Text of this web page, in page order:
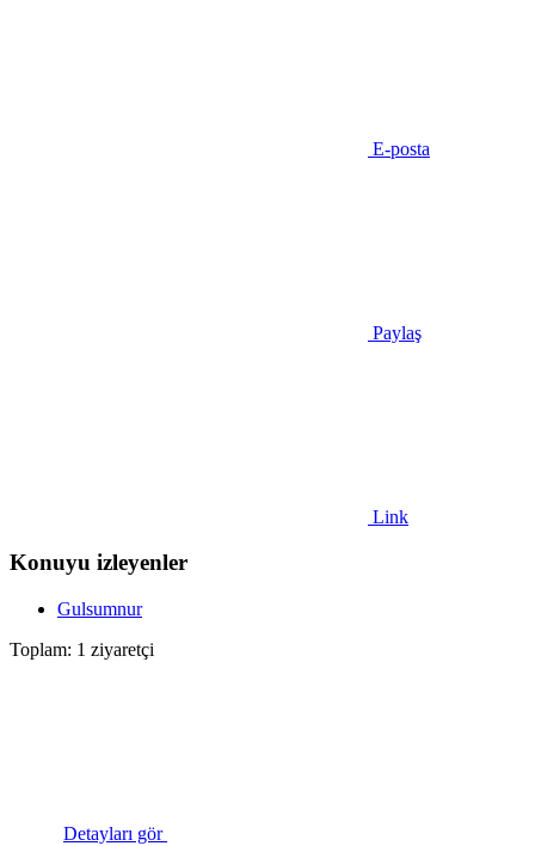
E-posta
Paylaş
Link
Konuyu izleyenler
Gulsumnur
Toplam: 1 ziyaretçi
Detayları gör